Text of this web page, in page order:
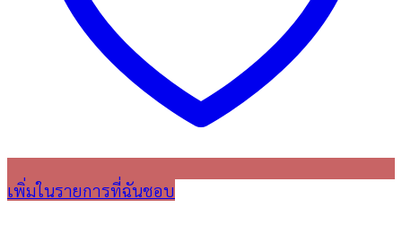
เพิ่มในรายการที่ฉันชอบ